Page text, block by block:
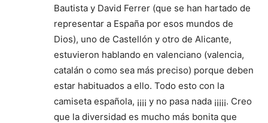
Bautista y David Ferrer (que se han hartado de
representar a España por esos mundos de
Dios), uno de Castellón y otro de Alicante,
estuvieron hablando en valenciano (valencia,
catalán o como sea más preciso) porque deben
estar habituados a ello. Todo esto con la
camiseta española, ¡¡¡¡ y no pasa nada ¡¡¡¡¡. Creo
que la diversidad es mucho más bonita que